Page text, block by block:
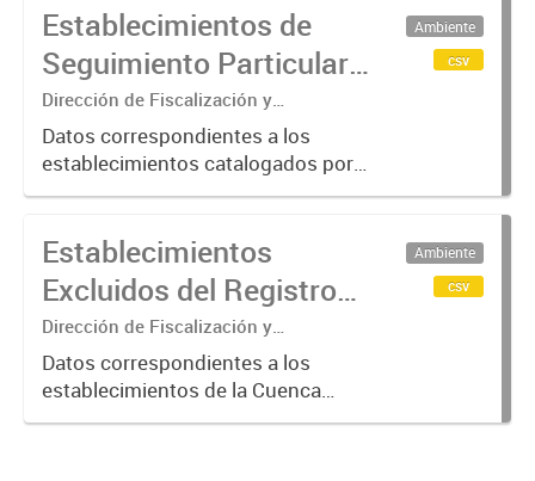
Establecimientos de
Seguimiento Particular
en la Cuenca Matanza
Riachuelo (2016-2023)
Dirección de Fiscalización y
Adecuación Ambiental
Datos correspondientes a los
establecimientos catalogados por
ACUMAR como de "Seguimiento
aquellos que requieren de una
verificación más exhaustiva por
considerarse...
Ambiente
csv
Establecimientos
Excluidos del Registro
de Agentes
Contaminantes de
ACUMAR (2017-2023)
Dirección de Fiscalización y
Adecuación Ambiental
Datos correspondientes a los
establecimientos de la Cuenca
Matanza Riachuelo excluidos del
Ambiente
csv